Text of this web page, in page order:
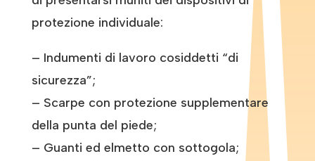
protezione individuale:
– Indumenti di lavoro cosiddetti “di
sicurezza”;
– Scarpe con protezione supplementare
della punta del piede;
– Guanti ed elmetto con sottogola;